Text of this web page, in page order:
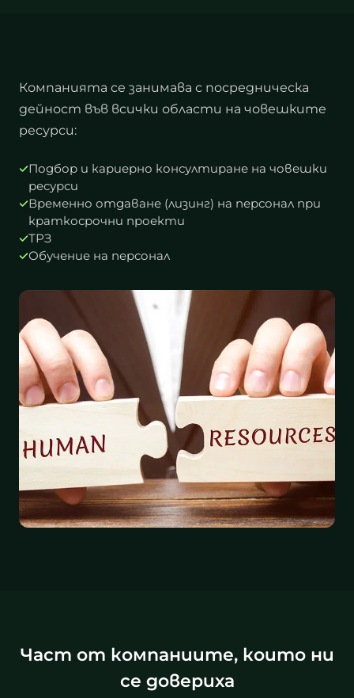
Компанията се занимава с посредническа
дейност във всички области на човешките
ресурси:
Подбор и кариерно консултиране на човешки
ресурси
Временно отдаване (лизинг) на персонал при
краткосрочни проекти
ТРЗ
Обучение на персонал
Част от компаниите, които ни
се довериха